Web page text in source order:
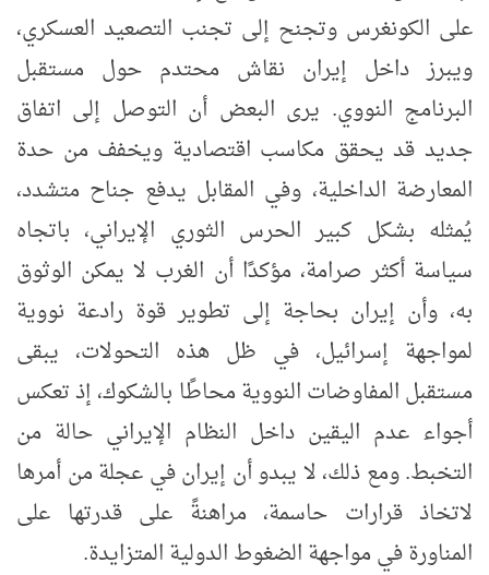
على الكونغرس وتجنح إلى تجنب التصعيد العسكري،
ويبرز داخل إيران نقاش محتدم حول مستقبل
البرنامج النووي. يرى البعض أن التوصل إلى اتفاق
جديد قد يحقق مكاسب اقتصادية ويخفف من حدة
المعارضة الداخلية، وفي المقابل يدفع جناح متشدد،
يُمثله بشكل كبير الحرس الثوري الإيراني، باتجاه
سياسة أكثر صرامة، مؤكدًا أن الغرب لا يمكن الوثوق
به، وأن إيران بحاجة إلى تطوير قوة رادعة نووية
لمواجهة إسرائيل، في ظل هذه التحولات، يبقى
مستقبل المفاوضات النووية محاطًا بالشكوك، إذ تعكس
أجواء عدم اليقين داخل النظام الإيراني حالة من
التخبط. ومع ذلك، لا يبدو أن إيران في عجلة من أمرها
لاتخاذ قرارات حاسمة، مراهنةً على قدرتها على
المناورة في مواجهة الضغوط الدولية المتزايدة.